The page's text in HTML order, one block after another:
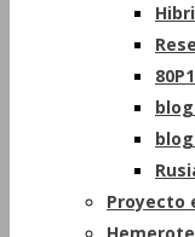
Proyecto